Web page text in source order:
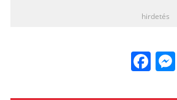
hirdetés